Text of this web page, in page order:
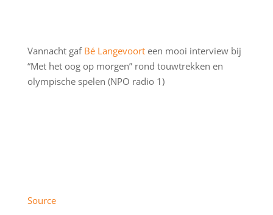
Vannacht gaf Bé Langevoorteen mooi interview bij
“Met het oog op morgen” rond touwtrekken en
olympische spelen (NPO radio 1)
Source